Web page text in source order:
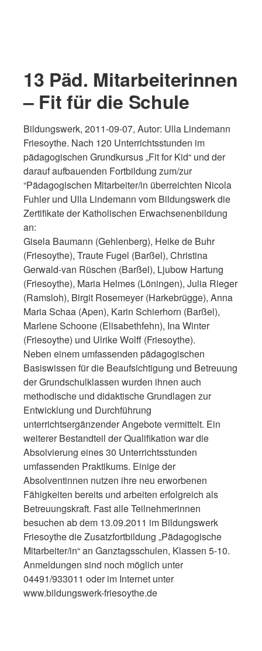
13 Päd. Mitarbeiterinnen
– Fit für die Schule
Bildungswerk, 2011-09-07, Autor: Ulla Lindemann
Friesoythe. Nach 120 Unterrichtsstunden im
pädagogischen Grundkursus „Fit for Kid“ und der
darauf aufbauenden Fortbildung zum/zur
“Pädagogischen Mitarbeiter/in überreichten Nicola
Fuhler und Ulla Lindemann vom Bildungswerk die
Zertifikate der Katholischen Erwachsenenbildung
an:
Gisela Baumann (Gehlenberg), Heike de Buhr
(Friesoythe), Traute Fugel (Barßel), Christina
Gerwald-van Rüschen (Barßel), Ljubow Hartung
(Friesoythe), Maria Helmes (Löningen), Julia Rieger
(Ramsloh), Birgit Rosemeyer (Harkebrügge), Anna
Maria Schaa (Apen), Karin Schierhorn (Barßel),
Marlene Schoone (Elisabethfehn), Ina Winter
(Friesoythe) und Ulrike Wolff (Friesoythe).
Neben einem umfassenden pädagogischen
Basiswissen für die Beaufsichtigung und Betreuung
der Grundschulklassen wurden ihnen auch
methodische und didaktische Grundlagen zur
Entwicklung und Durchführung
unterrichtsergänzender Angebote vermittelt. Ein
weiterer Bestandteil der Qualifikation war die
Absolvierung eines 30 Unterrichtsstunden
umfassenden Praktikums. Einige der
Absolventinnen nutzen ihre neu erworbenen
Fähigkeiten bereits und arbeiten erfolgreich als
Betreuungskraft. Fast alle Teilnehmerinnen
besuchen ab dem 13.09.2011 im Bildungswerk
Friesoythe die Zusatzfortbildung „Pädagogische
Mitarbeiter/in“ an Ganztagsschulen, Klassen 5-10.
Anmeldungen sind noch möglich unter
04491/933011 oder im Internet unter
www.bildungswerk-friesoythe.de